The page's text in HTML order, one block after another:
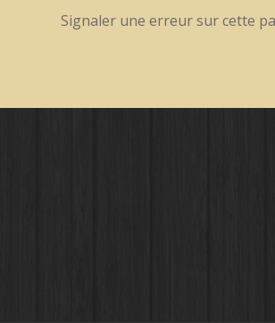
Signaler une erreur sur cette